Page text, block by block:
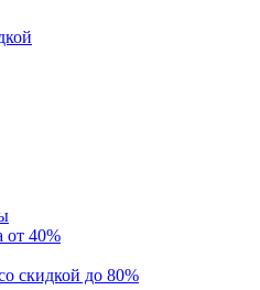
от 40%
скидкой до 80%